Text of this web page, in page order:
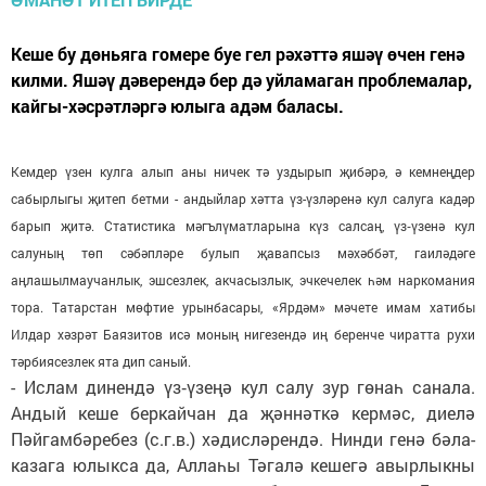
Кеше бу дөньяга гомере буе гел рәхәттә яшәү өчен генә
килми. Яшәү дәверендә бер дә уйламаган проблемалар,
кайгы-хәсрәтләргә юлыга адәм баласы.
Кемдер үзен кулга алып аны ничек тә уздырып җибәрә, ә кемнеңдер
сабырлыгы җитеп бетми - андыйлар хәтта үз-үзләренә кул салуга кадәр
барып җитә. Статистика мәгълүматларына күз салсаң, үз‑үзенә кул
салуның төп сәбәпләре булып җавапсыз мәхәббәт, гаиләдәге
аңлашылмаучанлык, эшсезлек, акчасызлык, эчкечелек һәм наркомания
тора. Татарстан мөфтие урынбасары, «Ярдәм» мәчете имам хатибы
Илдар хәзрәт Баязитов исә моның нигезендә иң беренче чиратта рухи
тәрбиясезлек ята дип саный.
- Ислам динендә үз‑үзеңә кул салу зур гөнаһ санала.
Андый кеше беркайчан да җәннәткә кермәс, диелә
Пәйгамбәребез (с.г.в.) хәдисләрендә. Нинди генә бәла-
казага юлыкса да, Аллаһы Тәгалә кешегә авырлыкны